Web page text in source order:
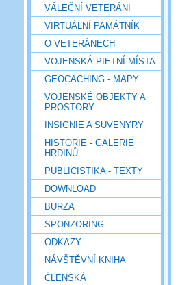
VÁLEČNÍ VETERÁNI
VIRTUÁLNÍ PAMÁTNÍK
O VETERÁNECH
VOJENSKÁ PIETNÍ MÍSTA
GEOCACHING - MAPY
VOJENSKÉ OBJEKTY A
PROSTORY
INSIGNIE A SUVENYRY
HISTORIE - GALERIE
HRDINŮ
PUBLICISTIKA - TEXTY
DOWNLOAD
BURZA
SPONZORING
ODKAZY
NÁVŠTĚVNÍ KNIHA
ČLENSKÁ